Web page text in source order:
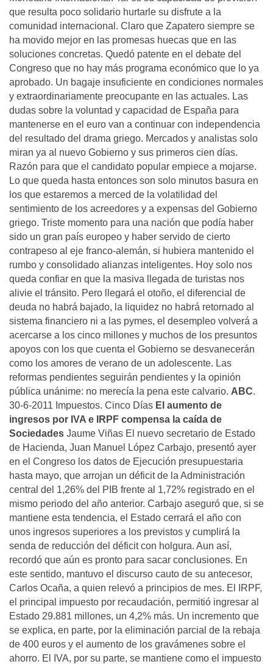
que resulta poco solidario hurtarle su disfrute a la
comunidad internacional. Claro que Zapatero siempre se
ha movido mejor en las promesas huecas que en las
soluciones concretas. Quedó patente en el debate del
Congreso que no hay más programa económico que lo ya
aprobado. Un bagaje insuficiente en condiciones normales
y extraordinariamente preocupante en las actuales. Las
dudas sobre la voluntad y capacidad de España para
mantenerse en el euro van a continuar con independencia
del resultado del drama griego. Mercados y analistas solo
miran ya al nuevo Gobierno y sus primeros cien días.
Razón para que el candidato popular empiece a mojarse.
Lo que queda hasta entonces son solo minutos basura en
los que estaremos a merced de la volatilidad del
sentimiento de los acreedores y a expensas del Gobierno
griego. Triste momento para una nación que podía haber
sido un gran país europeo y haber servido de cierto
contrapeso al eje franco-alemán, si hubiera mantenido el
rumbo y consolidado alianzas inteligentes. Hoy solo nos
queda confiar en que la masiva llegada de turistas nos
alivie el tránsito. Pero llegará el otoño, el diferencial de
deuda no habrá bajado, la liquidez no habrá retornado al
sistema financiero ni a las pymes, el desempleo volverá a
acercarse a los cinco millones y muchos de los presuntos
apoyos con los que cuenta el Gobierno se desvanecerán
como los amores de verano de un adolescente. Las
reformas pendientes seguirán pendientes y la opinión
pública unánime: no merecía la pena este calvario. ABC.
30-6-2011 Impuestos. Cinco Días El aumento de
ingresos por IVA e IRPF compensa la caída de
Sociedades Jaume Viñas El nuevo secretario de Estado
de Hacienda, Juan Manuel López Carbajo, presentó ayer
en el Congreso los datos de Ejecución presupuestaria
hasta mayo, que arrojan un déficit de la Administración
central del 1,26% del PIB frente al 1,72% registrado en el
mismo periodo del año anterior. Carbajo aseguró que, si se
mantiene esta tendencia, el Estado cerrará el año con
unos ingresos superiores a los previstos y cumplirá la
senda de reducción del déficit con holgura. Aun así,
recordó que aún es pronto para sacar conclusiones. En
este sentido, mantuvo el discurso cauto de su antecesor,
Carlos Ocaña, a quien relevó a principios de mes. El IRPF,
el principal impuesto por recaudación, permitió ingresar al
Estado 29.881 millones, un 4,2% más. Un incremento que
se explica, en parte, por la eliminación parcial de la rebaja
de 400 euros y el aumento de los gravámenes sobre el
ahorro. El IVA, por su parte, se mantiene como el impuesto